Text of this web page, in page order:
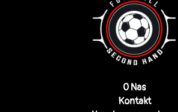
O Nas
Kontakt